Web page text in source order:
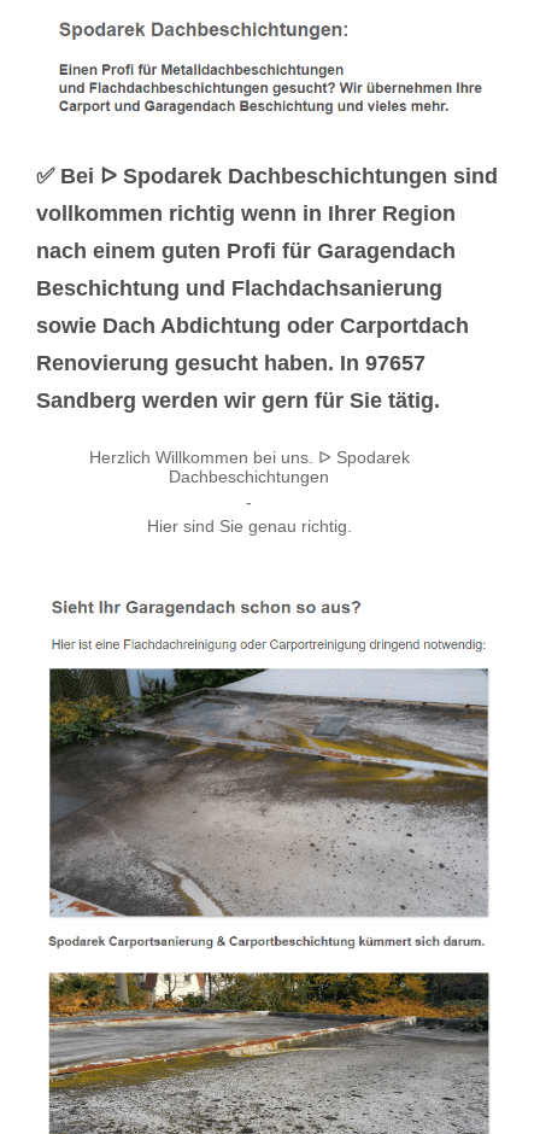
✅ Bei ᐅ Spodarek Dachbeschichtungen sind
vollkommen richtig wenn in Ihrer Region
nach einem guten Profi für Garagendach
Beschichtung und Flachdachsanierung
sowie Dach Abdichtung oder Carportdach
Renovierung gesucht haben. In 97657
Sandberg werden wir gern für Sie tätig.
Herzlich Willkommen bei uns. ᐅ Spodarek
Dachbeschichtungen
-
Hier sind Sie genau richtig.